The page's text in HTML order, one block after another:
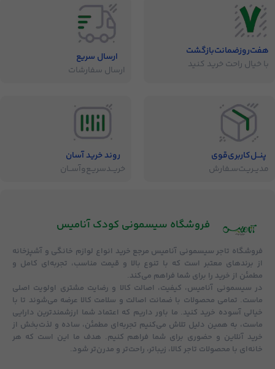
هفت‌روز‌ضمانت‌بازگشت
با خیال راحت خرید کنید
ارسال سریع
ارسال سفارشات
پنــل‌کاربری‌قوی
مدیــریـت‌سـفارش
روند خرید آسان
خریــد‌سریـع‌و‌آســان
فروشگاه‌ سیسمونی کودک آنامیس
فروشگاه تاجر سیسمونی آنامیس مرجع خرید انواع لوازم خانگی و آشپزخانه
از برندهای معتبر است که با تنوع بالا و قیمت مناسب، تجربه‌ای کامل و
مطمئن از خرید را برای شما فراهم می‌کند.
در سیسمونی آنامیس، کیفیت، اصالت کالا و رضایت مشتری اولویت اصلی
ماست. تمامی محصولات با ضمانت اصالت و سلامت کالا عرضه می‌شوند تا با
خیالی آسوده خرید کنید. ما باور داریم که اعتماد شما ارزشمندترین دارایی
ماست، به همین دلیل تلاش می‌کنیم تجربه‌ای مطمئن، ساده و لذت‌بخش از
خرید آنلاین و حضوری برای شما فراهم کنیم. هدف ما این است که هر
خانه‌ای با محصولات تاجر کالا، زیباتر، راحت‌تر و مدرن‌تر شود.